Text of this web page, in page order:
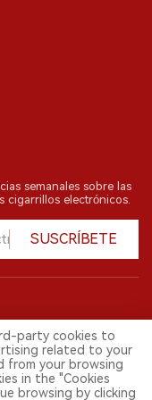
semanales sobre las
cigarrillos electrónicos.
SUSCRÍBETE
Todos los derechos
la industria,
acceso por menores
party cookies to
related to your
from your browsing
in the "Cookies
browsing by clicking